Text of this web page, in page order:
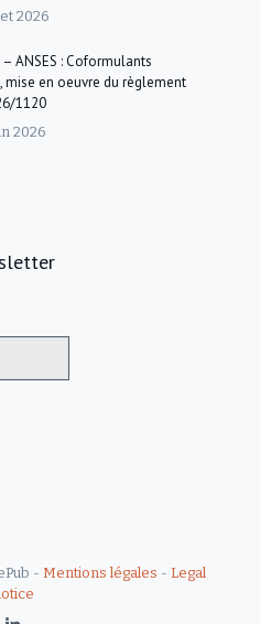
2026
– ANSES : Coformulants
mise en oeuvre du règlement
1120
2026
- Mentions légales - Legal